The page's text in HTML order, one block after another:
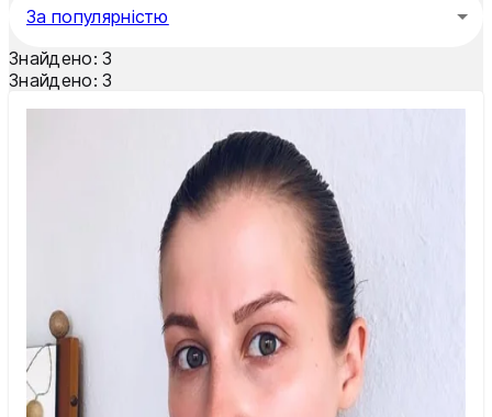
Ужгород
Умань
Чернігів
Шостка
За популярністю
Знайдено: 3
Знайдено: 3